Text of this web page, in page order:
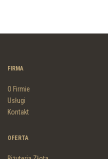
FIRMA
O Firmie
Usługi
Kontakt
OFERTA